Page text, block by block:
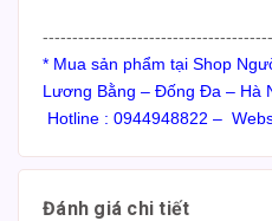
* Mua sản phẩm tại Shop
Lương Bằng – Đống Đa – Hà
Hotline : 0944948822 –
Đánh giá chi tiết